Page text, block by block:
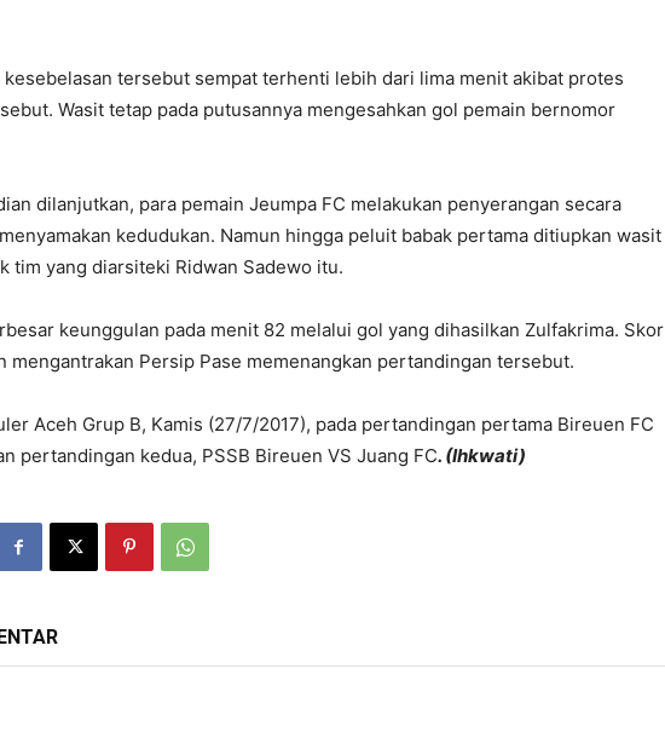
tersebut sempat terhenti lebih dari lima menit akibat protes
Wasit tetap pada putusannya mengesahkan gol pemain bernomor
dilanjutkan, para pemain Jeumpa FC melakukan penyerangan secara
kedudukan. Namun hingga peluit babak pertama ditiupkan wasit
tim yang diarsiteki Ridwan Sadewo itu.
keunggulan pada menit 82 melalui gol yang dihasilkan Zulfakrima. Skor
mengantrakan Persip Pase memenangkan pertandingan tersebut.
Aceh Grup B, Kamis (27/7/2017), pada pertandingan pertama Bireuen FC
pertandingan kedua, PSSB Bireuen VS Juang FC. (Ihkwati)